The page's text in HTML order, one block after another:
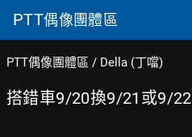
PTT偶像團體區
PTT偶像團體區 / Della (丁噹)
搭錯車9/20換9/21或9/22